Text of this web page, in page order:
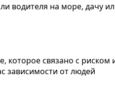
водителя на море, дачу
которое связано с риском
зависимости от людей